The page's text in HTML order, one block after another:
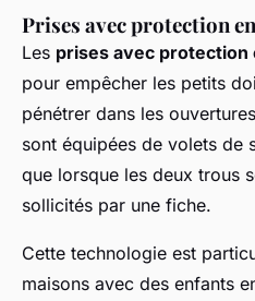
Prises avec protection
Les prises avec protection
pour empêcher les petits
pénétrer dans les
sont équipées de volets de
que lorsque les deux trous
sollicités par une fiche.
Cette technologie est
maisons avec des enfants